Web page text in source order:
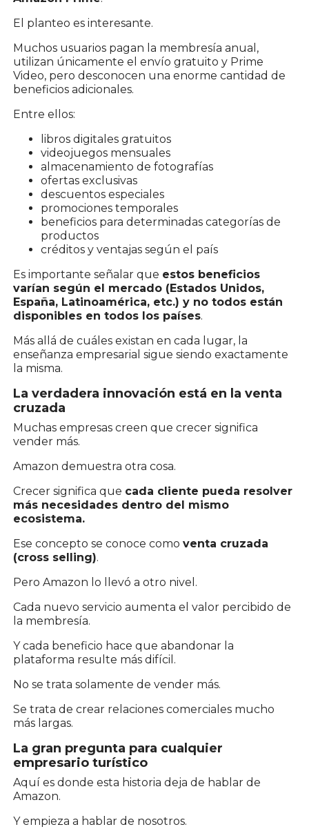
El planteo es interesante.
Muchos usuarios pagan la membresía anual,
utilizan únicamente el envío gratuito y Prime
Video, pero desconocen una enorme cantidad de
beneficios adicionales.
Entre ellos:
libros digitales gratuitos
videojuegos mensuales
almacenamiento de fotografías
ofertas exclusivas
descuentos especiales
promociones temporales
beneficios para determinadas categorías de
productos
créditos y ventajas según el país
Es importante señalar que estos beneficios
varían según el mercado (Estados Unidos,
España, Latinoamérica, etc.) y no todos están
disponibles en todos los países.
Más allá de cuáles existan en cada lugar, la
enseñanza empresarial sigue siendo exactamente
la misma.
La verdadera innovación está en la venta
cruzada
Muchas empresas creen que crecer significa
vender más.
Amazon demuestra otra cosa.
Crecer significa que cada cliente pueda resolver
más necesidades dentro del mismo
ecosistema.
Ese concepto se conoce como venta cruzada
(cross selling).
Pero Amazon lo llevó a otro nivel.
Cada nuevo servicio aumenta el valor percibido de
la membresía.
Y cada beneficio hace que abandonar la
plataforma resulte más difícil.
No se trata solamente de vender más.
Se trata de crear relaciones comerciales mucho
más largas.
La gran pregunta para cualquier
empresario turístico
Aquí es donde esta historia deja de hablar de
Amazon.
Y empieza a hablar de nosotros.